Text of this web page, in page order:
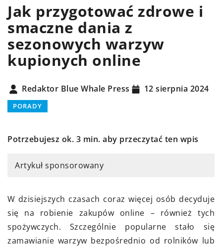
Jak przygotować zdrowe i
smaczne dania z
sezonowych warzyw
kupionych online
Redaktor Blue Whale Press 12 sierpnia 2024
PORADY
Potrzebujesz ok. 3 min. aby przeczytać ten wpis
Artykuł sponsorowany
W dzisiejszych czasach coraz więcej osób decyduje
się na robienie zakupów online – również tych
spożywczych. Szczególnie popularne stało się
zamawianie warzyw bezpośrednio od rolników lub